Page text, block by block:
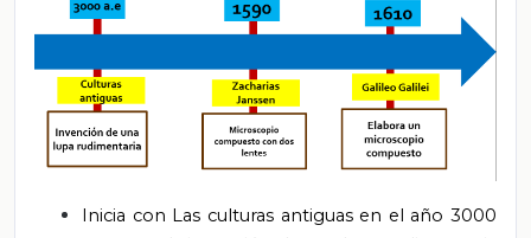
Inicia con Las culturas antiguas en el año 3000